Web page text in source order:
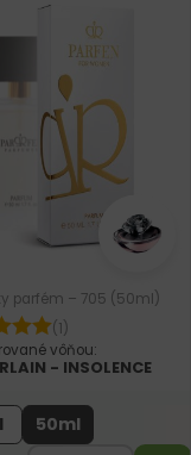
parfém – 705 (50ml)
(1)
vôňou:
- INSOLENCE
50ml